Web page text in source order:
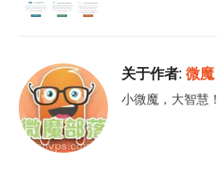
关于作者:微魔
小微魔，大智慧！